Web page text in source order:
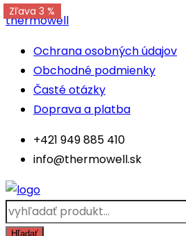
Skip
content
thermowell
MenuOchrana osobných údajov
Obchodné podmienky
Časté otázky
Doprava a platba
+421 949 885 410
info@thermowell.sk
Products
search
Hľadať
Zľava 2 %
Zľava 3 %